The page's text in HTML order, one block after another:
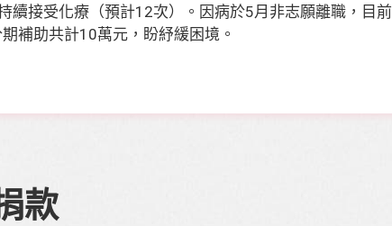
接受化療（預計12次）。因病於5月非志願離職，目
補助共計10萬元，盼紓緩困境。
款